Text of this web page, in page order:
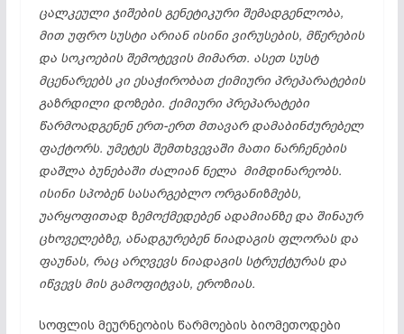
ცალკეული ჯიშების გენეტიკური შემადგენლობა,
მით უფრო სუსტი არიან ისინი ვირუსების, მწერების
და სოკოებისშემოტევის მიმართ. ასეთ სუსტ
მცენარეებს კი ესაჭირობათქიმიური პრეპარატების
გაზრდილი დოზები. ქიმიური პრეპარატები
წარმოადგენენ ერთ-ერთ მთავარ დამაბინძურებელ
ფაქტორს. უმეტეს შემთხვევაში მათი ნარჩენების
დაშლა ბუნებაში ძალიან ნელა მიმდინარეობს.
ისინი სპობენ სასარგებლო ორგანიზმებს,
უარყოფითად ზემოქმედებენ ადამიანზე და შინაურ
ცხოველებზე, ანადგურებენ ნიადაგის ფლორას და
ფაუნას, რაც არღვევს ნიადაგის სტრუქტურას და
იწვევს მის გამოფიტვას, ეროზიას.
სოფლის მეურნეობის წარმოების ბიომეთოდები